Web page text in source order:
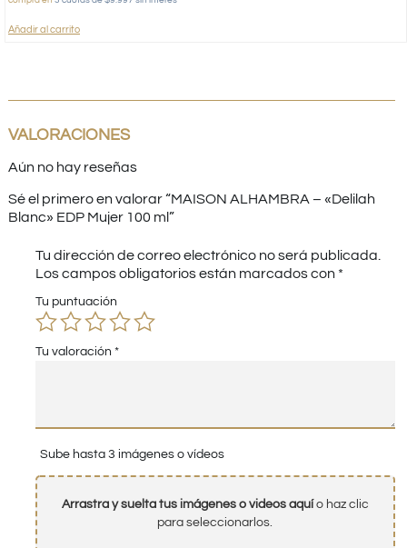
Añadir al carrito
VALORACIONES
Aún no hay reseñas
Sé el primero en valorar “MAISON ALHAMBRA – «Delilah
Blanc» EDP Mujer 100 ml”
Tu dirección de correo electrónico no será publicada.
Los campos obligatorios están marcados con *
Tu puntuación
Tu valoración *
Sube hasta 3 imágenes o vídeos
Arrastra y suelta tus imágenes o videos aquío haz clic
para seleccionarlos.